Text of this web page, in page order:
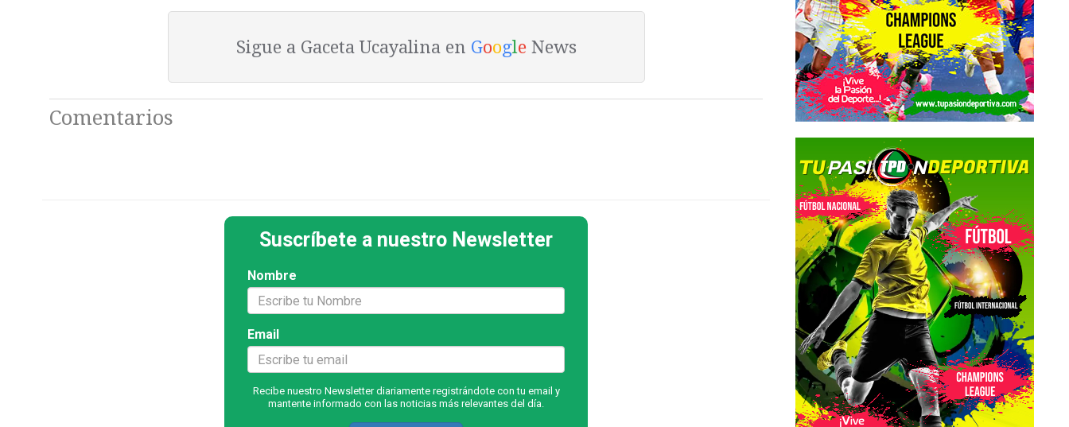
Sigue a Gaceta Ucayalina en GoogleNews
Comentarios
Suscríbete a nuestro Newsletter
Nombre
Email
Recibe nuestro Newsletter diariamente registrándote con tu email y
mantente informado con las noticias más relevantes del día.